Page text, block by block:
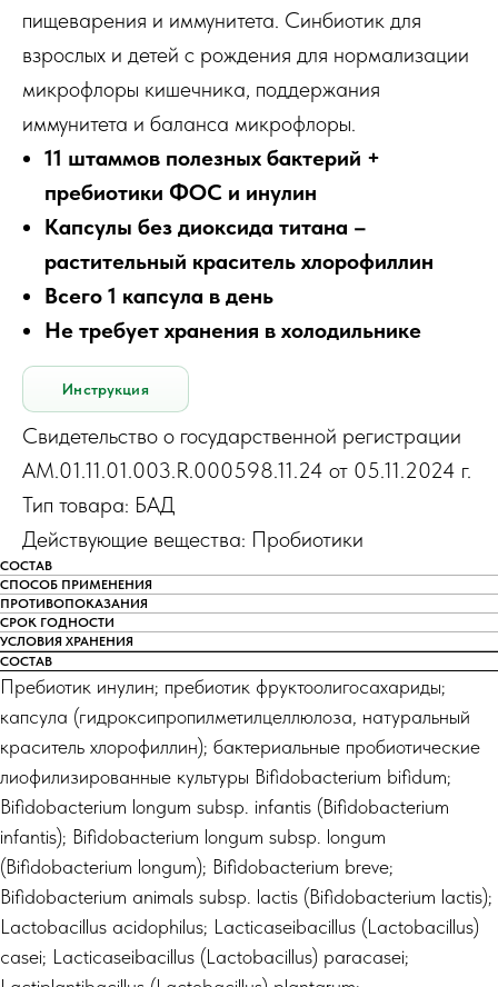
пищеварения и иммунитета. Синбиотик для
взрослых и детей с рождения для нормализации
микрофлоры кишечника, поддержания
иммунитета и баланса микрофлоры.
11 штаммов полезных бактерий +
пребиотики ФОС и инулин
Капсулы без диоксида титана –
растительный краситель хлорофиллин
Всего 1 капсула в день
Не требует хранения в холодильнике
Инструкция
Свидетельство о государственной регистрации
АМ.01.11.01.003.R.000598.11.24 от 05.11.2024 г.
Тип товара: БАД
Действующие вещества: Пробиотики
СОСТАВ
СПОСОБ ПРИМЕНЕНИЯ
ПРОТИВОПОКАЗАНИЯ
СРОК ГОДНОСТИ
УСЛОВИЯ ХРАНЕНИЯ
СОСТАВ
Пребиотик инулин; пребиотик фруктоолигосахариды;
капсула (гидроксипропилметилцеллюлоза, натуральный
краситель хлорофиллин); бактериальные пробиотические
лиофилизированные культуры Bifidobacterium bifidum;
Bifidobacterium longum subsp. infantis (Bifidobacterium
infantis); Bifidobacterium longum subsp. longum
(Bifidobacterium longum); Bifidobacterium breve;
Bifidobacterium animals subsp. lactis (Bifidobacterium lactis);
Lactobacillus acidophilus; Lacticaseibacillus (Lactobacillus)
casei; Lacticaseibacillus (Lactobacillus) paracasei;